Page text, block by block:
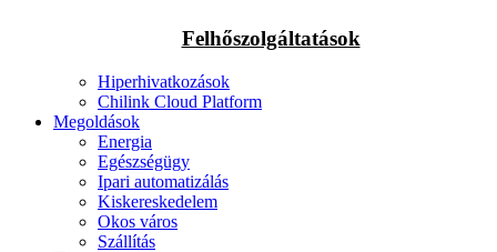
Felhőszolgáltatások
Hiperhivatkozások
Chilink Cloud Platform
Megoldások
Energia
Egészségügy
Ipari automatizálás
Kiskereskedelem
Okos város
Szállítás